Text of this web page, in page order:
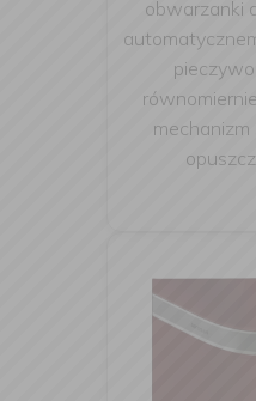
obwarzanki
mechanizm